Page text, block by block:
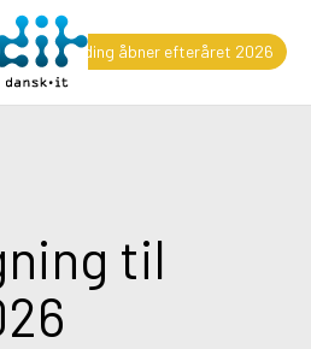
Tilmelding åbner efteråret 2026
til